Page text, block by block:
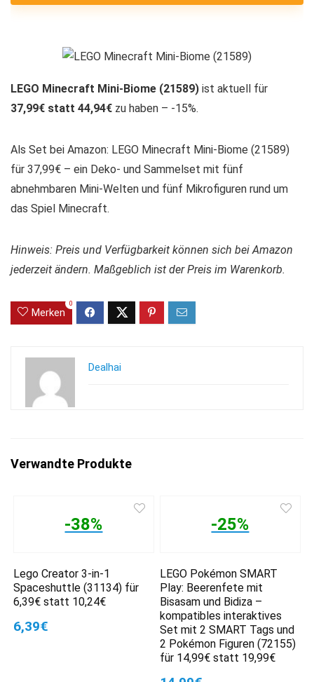
LEGO Minecraft Mini-Biome (21589) ist aktuell für
37,99€ statt 44,94€ zu haben – -15%.
Als Set bei Amazon: LEGO Minecraft Mini-Biome (21589)
für 37,99€ – ein Deko- und Sammelset mit fünf
abnehmbaren Mini-Welten und fünf Mikrofiguren rund um
das Spiel Minecraft.
Hinweis: Preis und Verfügbarkeit können sich bei Amazon
jederzeit ändern. Maßgeblich ist der Preis im Warenkorb.
Merken
0
Dealhai
Verwandte Produkte
-38%
Lego Creator 3-in-1
Spaceshuttle (31134) für
6,39€ statt 10,24€
6,39€
-25%
LEGO Pokémon SMART
Play: Beerenfete mit
Bisasam und Bidiza –
kompatibles interaktives
Set mit 2 SMART Tags und
2 Pokémon Figuren (72155)
für 14,99€ statt 19,99€